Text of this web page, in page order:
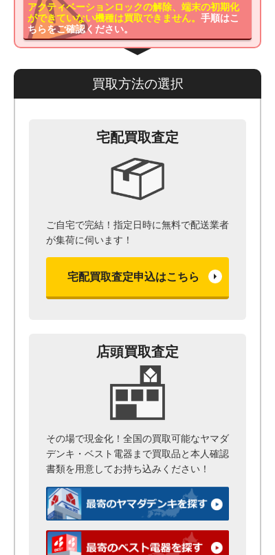
アクティベーションロックの解除、端末の初期化
ができていない機種は買取できません。手順はこ
ちらをご確認ください。
買取方法の選択
宅配買取査定
ご自宅で完結！指定日時に無料で配送業者
が集荷に伺います！
宅配買取査定申込はこちら
店頭買取査定
その場で現金化！全国の買取可能なヤマダ
デンキ・ベスト電器まで買取品と本人確認
書類を用意してお持ち込みください！